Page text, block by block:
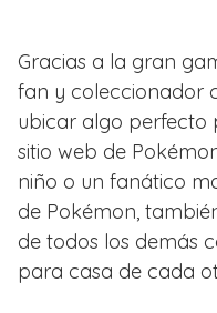
Gracias a la gran
fan y coleccionador
ubicar algo perfecto
sitio web de
niño o un fanático
de Pokémon,
de todos los demás
para casa de cada